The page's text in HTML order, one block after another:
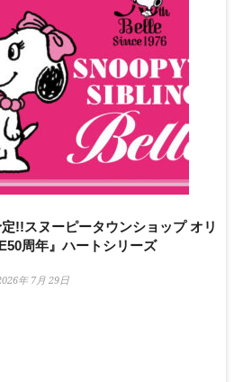
!!スヌーピータウンショップ オリ
周年』ハートシリーズ
年 7月 29日